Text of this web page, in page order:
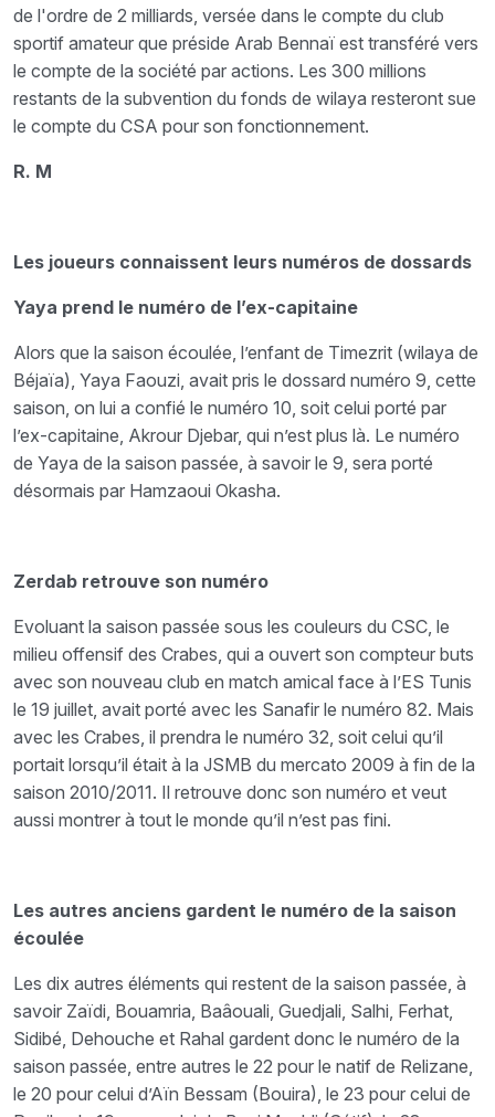
de l'ordre de 2 milliards, versée dans le compte du club
sportif amateur que préside Arab Bennaï est transféré vers
le compte de la société par actions. Les 300 millions
restants de la subvention du fonds de wilaya resteront sue
le compte du CSA pour son fonctionnement.
R. M
Les joueurs connaissent leurs numéros de dossards
Yaya prend le numéro de l’ex-capitaine
Alors que la saison écoulée, l’enfant de Timezrit (wilaya de
Béjaïa), Yaya Faouzi, avait pris le dossard numéro 9, cette
saison, on lui a confié le numéro 10, soit celui porté par
l’ex-capitaine, Akrour Djebar, qui n’est plus là. Le numéro
de Yaya de la saison passée, à savoir le 9, sera porté
désormais par Hamzaoui Okasha.
Zerdab retrouve son numéro
Evoluant la saison passée sous les couleurs du CSC, le
milieu offensif des Crabes, qui a ouvert son compteur buts
avec son nouveau club en match amical face à l’ES Tunis
le 19 juillet, avait porté avec les Sanafir le numéro 82. Mais
avec les Crabes, il prendra le numéro 32, soit celui qu’il
portait lorsqu’il était à la JSMB du mercato 2009 à fin de la
saison 2010/2011. Il retrouve donc son numéro et veut
aussi montrer à tout le monde qu’il n’est pas fini.
Les autres anciens gardent le numéro de la saison
écoulée
Les dix autres éléments qui restent de la saison passée, à
savoir Zaïdi, Bouamria, Baâouali, Guedjali, Salhi, Ferhat,
Sidibé, Dehouche et Rahal gardent donc le numéro de la
saison passée, entre autres le 22 pour le natif de Relizane,
le 20 pour celui d’Aïn Bessam (Bouira), le 23 pour celui de